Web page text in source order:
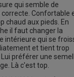
qui semble de
correcte. Confortable
chaud aux pieds. En
il faut changer la
intérieure qui se
et tient trop
Lui préférer une
Là c'est top.